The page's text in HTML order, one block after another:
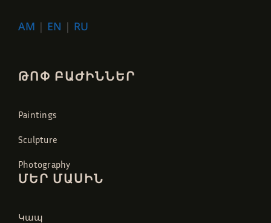
AM | EN | RU
ԹՈՓ ԲԱԺԻՆՆԵՐ
Paintings
Sculpture
Photography
ՄԵՐ ՄԱՍԻՆ
Կապ